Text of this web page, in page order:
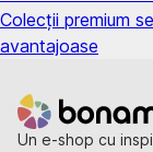
Colecții premium
avantajoase
Un e-shop cu